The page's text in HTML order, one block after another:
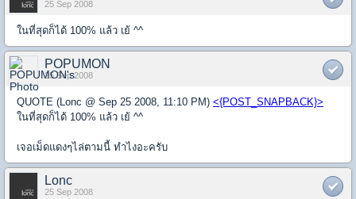
25 Sep 2008
ในที่สุดก็ได้ 100% แล้ว เย้ ^^
POPUMON
25 Sep 2008
QUOTE (Lonc @ Sep 25 2008, 11:10 PM) <{POST_SNAPBACK}>
ในที่สุดก็ได้ 100% แล้ว เย้ ^^
เจอเม็ดแดงๆไล่ตามนี้ ทำไงอะครับ
Lonc
25 Sep 2008